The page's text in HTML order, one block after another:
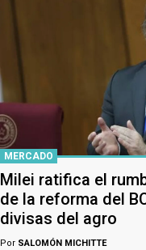
MERCADO
Milei ratifica el
de la reforma del
divisas del agro
Por SALOMÓN MICHITTE